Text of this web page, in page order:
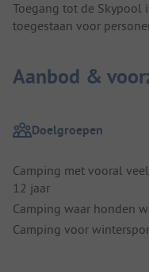
Toegang tot de Skypool
toegestaan voor
Aanbod &
Doelgroepen
Camping met vooral
12 jaar
Camping waar honden
Camping voor